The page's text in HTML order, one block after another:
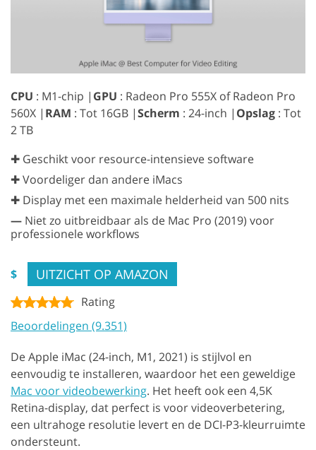
CPU : M1-chip | GPU : Radeon Pro 555X of Radeon Pro
560X | RAM : Tot 16GB |Scherm : 24-inch | Opslag : Tot
2 TB
✚ Geschikt voor resource-intensieve software
✚ Voordeliger dan andere iMacs
✚ Display met een maximale helderheid van 500 nits
— Niet zo uitbreidbaar als de Mac Pro (2019) voor
professionele workflows
$ UITZICHT OP AMAZON
Rating
Beoordelingen (9.351)
De Apple iMac (24-inch, M1, 2021) is stijlvol en
eenvoudig te installeren, waardoor het een geweldige
Mac voor videobewerking. Het heeft ook een 4,5K
Retina-display, dat perfect is voor videoverbetering,
een ultrahoge resolutie levert en de DCI-P3-kleurruimte
ondersteunt.